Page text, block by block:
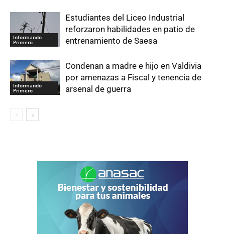
Informando
Primero
Estudiantes del Liceo Industrial
reforzaron habilidades en patio de
entrenamiento de Saesa
Informando
Primero
Condenan a madre e hijo en Valdivia
por amenazas a Fiscal y tenencia de
arsenal de guerra